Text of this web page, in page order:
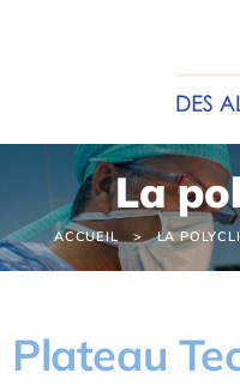
La
ACCUEIL LA
Plateau